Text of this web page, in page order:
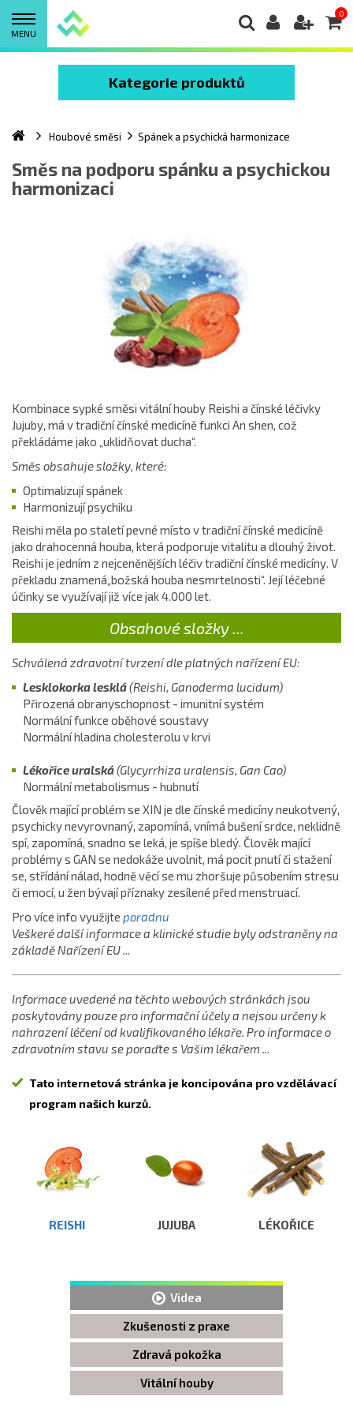
MENU
0
Kategorie produktů
Houbové směsi Spánek a psychická harmonizace
Směs na podporu spánku a psychickou
harmonizaci
Kombinace sypké směsi vitální houby Reishi a čínské léčivky
Jujuby, má v tradiční čínské medicíně funkci An shen, což
překládáme jako „uklidňovat ducha“.
Směs obsahuje složky, které:
Optimalizují spánek
Harmonizujípsychiku
Reishi měla po staletí pevné místo v tradiční čínské medicíně
jako drahocenná houba, která podporuje vitalitu a dlouhý život.
Reishi je jedním z nejceněnějších léčiv tradiční čínské medicíny. V
překladu znamená„božská houba nesmrtelnosti“. Její léčebné
účinky se využívají již více jak 4.000 let.
Obsahové složky ...
Schválená zdravotní tvrzení dle platných nařízení EU:
Lesklokorka lesklá(Reishi, Ganoderma lucidum)
Přirozená obranyschopnost - imunitní systém
Normální funkce oběhové soustavy
Normální hladina cholesterolu v krvi
Lékořice uralská(Glycyrrhiza uralensis, Gan Cao)
Normální metabolismus - hubnutí
Člověk mající problém se XIN je dle čínské medicíny neukotvený,
psychicky nevyrovnaný, zapomíná, vnímá bušení srdce, neklidně
spí, zapomíná, snadno se leká, je spíše bledý. Člověk mající
problémy s GAN se nedokáže uvolnit, má pocit pnutí či stažení
se, střídání nálad, hodně věcí se mu zhoršuje působením stresu
či emocí, u žen bývají příznaky zesílené před menstruací.
Pro více info využijte poradnu
Veškeré další informace a klinické studie byly odstraněny na
základě Nařízení EU ...
Informace uvedené na těchto webových stránkách jsou
poskytovány pouze pro informační účely a nejsou určeny k
nahrazení léčení od kvalifikovaného lékaře. Pro informace o
zdravotním stavu se poraďte s Vašim lékařem ...
Tato internetová stránka je koncipována pro vzdělávací
program našich kurzů.
REISHI JUJUBA LÉKOŘICE
Videa
Zkušenosti z praxe
Zdravá pokožka
Vitální houby